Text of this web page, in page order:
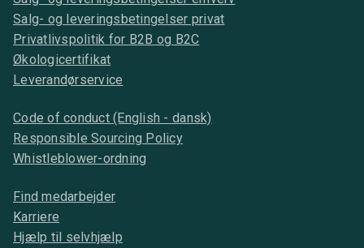
Salg- og leveringsbetingelser privat
Privatlivspolitik for B2B og B2C
Økologicertifikat
Leverandørservice
Code of conduct (English - dansk)
Responsible Sourcing Policy
Whistleblower-ordning
Find medarbejder
Karriere
Hjælp til selvhjælp